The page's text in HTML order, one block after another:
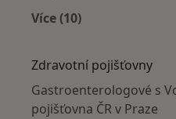
Více (10)
Zdravotní pojišťovny
Gastroenterologové s
pojišťovna ČR v Praze